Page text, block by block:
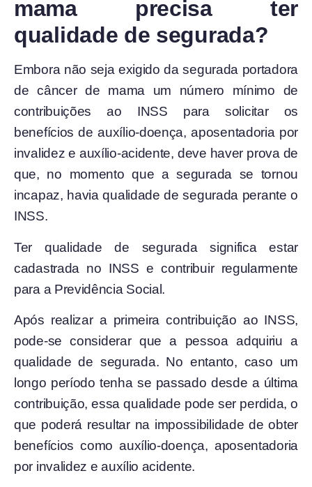
mama precisa ter
qualidade de segurada?
Embora não seja exigido da segurada portadora
de câncer de mama um número mínimo de
contribuições ao INSS para solicitar os
benefícios de auxílio-doença, aposentadoria por
invalidez e auxílio-acidente, deve haver prova de
que, no momento que a segurada se tornou
incapaz, havia qualidade de segurada perante o
INSS.
Ter qualidade de segurada significa estar
cadastrada no INSS e contribuir regularmente
para a Previdência Social.
Após realizar a primeira contribuição ao INSS,
pode-se considerar que a pessoa adquiriu a
qualidade de segurada. No entanto, caso um
longo período tenha se passado desde a última
contribuição, essa qualidade pode ser perdida, o
que poderá resultar na impossibilidade de obter
benefícios como auxílio-doença, aposentadoria
por invalidez e auxílio acidente.